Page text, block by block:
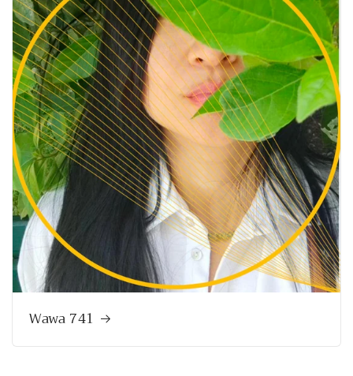
Wawa 741